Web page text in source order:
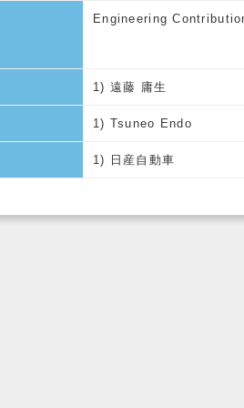
Engineering
1) 遠藤 庸生
1) Tsuneo Endo
1) 日産自動車